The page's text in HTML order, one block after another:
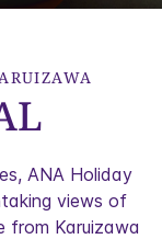
ANA Holiday
views of
from Karuizawa